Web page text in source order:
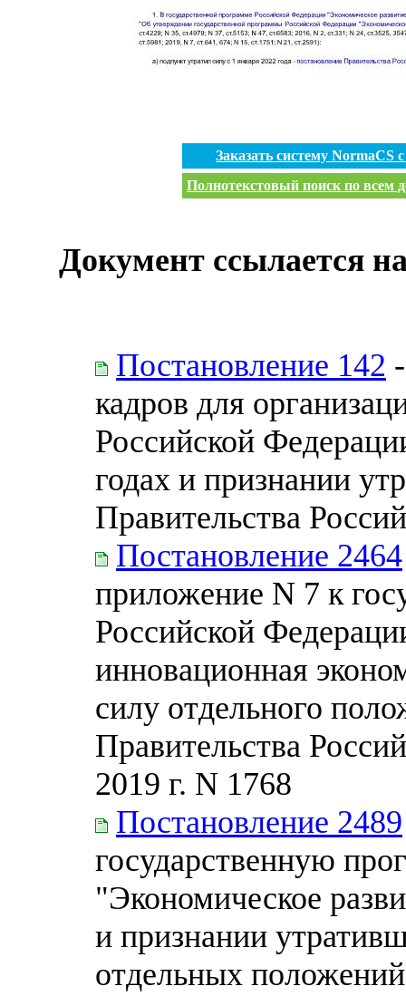
Заказать систему
Полнотекстовый поиск по всем
Документ ссылается
Постановление 142
кадров для
Российской
годах и признании
Правительства
Постановление 2464
приложение N 7 к
Российской
инновационная
силу отдельного
Правительства
2019 г. N 1768
Постановление 2489
государственную
"Экономическое
и признании
отдельных